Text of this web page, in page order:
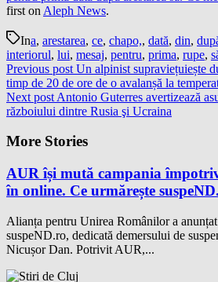
first on Aleph News.
Ina, arestarea, ce, chapo,, dată, din,
interiorul, lui, mesaj, pentru, prima, rupe,
Previous post Un alpinist supraviețuiește
timp de 20 de ore de o avalanșă la
Next post Antonio Guterres avertizează
războiului dintre Rusia şi Ucraina
More Stories
AUR își mută campania
în online. Ce urmărește
Alianța pentru Unirea Românilor a
suspeND.ro, dedicată demersului de
Nicușor Dan. Potrivit AUR,...